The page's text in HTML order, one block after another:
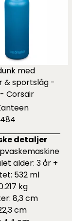
med
& sportslåg -
Corsair
detaljer
alder: 3 år +
532 ml
kg
8,3 cm
cm